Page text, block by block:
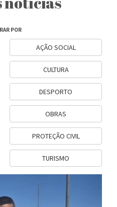
POR
AÇÃO SOCIAL
CULTURA
DESPORTO
OBRAS
PROTEÇÃO CIVIL
TURISMO